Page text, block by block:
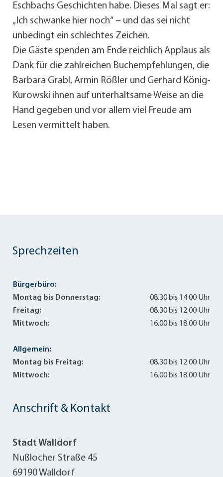
Eschbachs Geschichten habe. Dieses Mal sagt er:
„Ich schwanke hier noch“ – und das sei nicht
unbedingt ein schlechtes Zeichen.
Die Gäste spenden am Ende reichlich Applaus als
Dank für die zahlreichen Buchempfehlungen, die
Barbara Grabl, Armin Rößler und Gerhard König-
Kurowski ihnen auf unterhaltsame Weise an die
Hand gegeben und vor allem viel Freude am
Lesen vermittelt haben.
Anschrift & Kontakt
Stadt Walldorf
Nußlocher Straße 45
69190 Walldorf
Sprechzeiten
Bürgerbüro:
Montag bis Donnerstag:
08.30 bis 14.00 Uhr
Freitag:
08.30 bis 12.00 Uhr
Mittwoch:
16.00 bis 18.00 Uhr
Allgemein:
Montag bis Freitag:
08.30 bis 12.00 Uhr
Mittwoch:
16.00 bis 18.00 Uhr